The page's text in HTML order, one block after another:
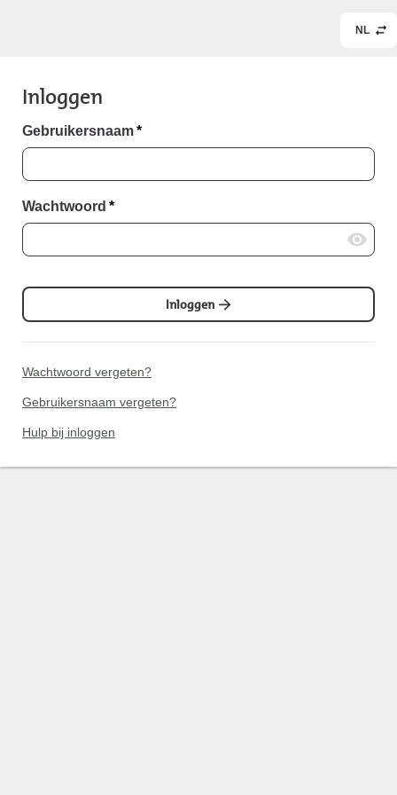
NL
Inloggen
Gebruikersnaam*
Wachtwoord *
Inloggen
Wachtwoord vergeten?
Gebruikersnaam vergeten?
Hulp bij inloggen